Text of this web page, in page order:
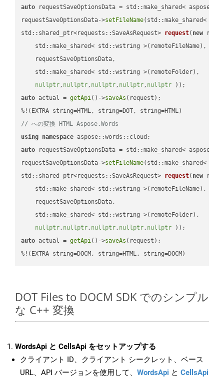
auto requestSaveOptionsData = std::make_shared<
requestSaveOptionsData->setFileName(std::make_shared<
std::shared_ptr<requests::SaveAsRequest> request( new
    std::make_shared< std::wstring >(remoteFileName),
    requestSaveOptionsData,
    std::make_shared< std::wstring >(remoteFolder),
nullptr, nullptr, nullptr, nullptr, nullptr ))
auto actual = getApi()->saveAs (request);
// への変換 HTML Aspose.Words
using namespace
auto requestSaveOptionsData = std::make_shared<
requestSaveOptionsData->setFileName(std::make_shared<
std::shared_ptr<requests::SaveAsRequest> request( new
    std::make_shared< std::wstring >(remoteFileName),
    requestSaveOptionsData,
    std::make_shared< std::wstring >(remoteFolder),
nullptr, nullptr, nullptr, nullptr, nullptr ))
auto actual = getApi()->saveAs (request);
%!(EXTRA string=DOCM, string=HTML, string=DOCM)
DOT Files to DOCM SDK でのシンプル
な C++ 変換
WordsApi と CellsApi をセットアップする
クライアント ID、クライアント シークレット、ベース
URL、API バージョンを使用して、 WordsApi と CellsApi